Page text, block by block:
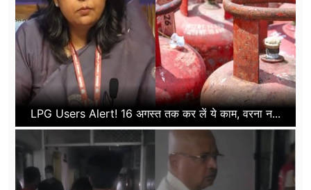
LPG Users Alert! 16 अगस्त तक कर लें ये काम, वरना न...